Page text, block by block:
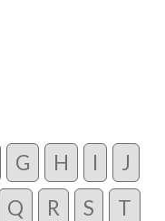
G H I
J
Q R S
T